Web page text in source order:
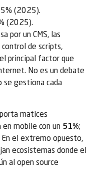
(2025).
(2025).
por un CMS, las
control de scripts,
principal factor que
No es un debate
se gestiona cada
matices
mobile con un 51%;
En el extremo opuesto,
ecosistemas donde el
al open source